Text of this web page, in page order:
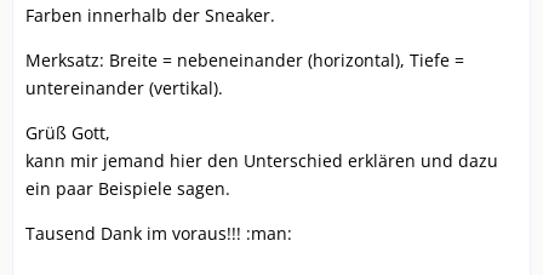
Farben innerhalb der Sneaker.
Merksatz: Breite = nebeneinander (horizontal), Tiefe =
untereinander (vertikal).
Grüß Gott,
kann mir jemand hier den Unterschied erklären und dazu
ein paar Beispiele sagen.
Tausend Dank im voraus!!! :man: